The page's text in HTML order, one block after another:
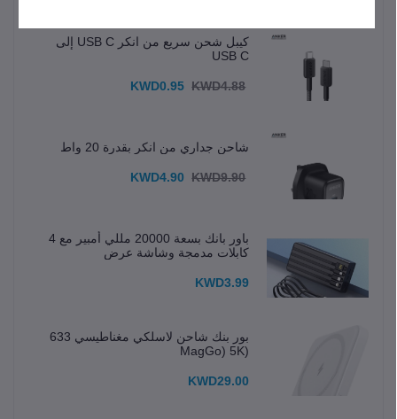
كيبل شحن سريع من انكر USB C إلى
USB C
KWD0.95 KWD4.88
شاحن جداري من انكر بقدرة 20 واط
KWD4.90 KWD9.90
باور بانك بسعة 20000 مللي أمبير مع 4
كابلات مدمجة وشاشة عرض
KWD3.99
بور بنك شاحن لاسلكي مغناطيسي 633
(MagGo) 5K
KWD29.00